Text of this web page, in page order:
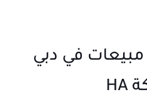
في دبي
وظائف في شركة HA